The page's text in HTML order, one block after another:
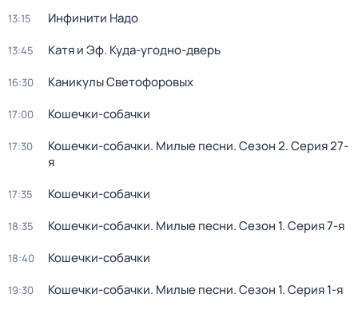
13:15 Инфинити Надо
13:45 Катя и Эф. Куда-угодно-дверь
16:30 Каникулы Светофоровых
17:00 Кошечки-собачки
17:30 Кошечки-собачки. Милые песни. Сезон 2. Серия 27-
я
17:35 Кошечки-собачки
18:35 Кошечки-собачки. Милые песни. Сезон 1. Серия 7-я
18:40 Кошечки-собачки
19:30 Кошечки-собачки. Милые песни. Сезон 1. Серия 1-я